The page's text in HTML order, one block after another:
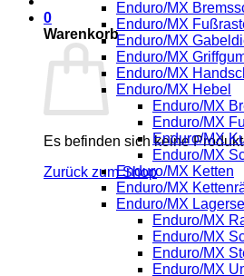
0
Warenkorb
Es befinden sich keine
Zurück zum Shop
Enduro/MX
Enduro/MX
Enduro/MX
Enduro/MX
Enduro/MX
Enduro/MX Hebel
Enduro/MX
Enduro/MX
Enduro/MX
Enduro/MX
Enduro/MX Ketten
Enduro/MX
Enduro/MX
Enduro/MX
Enduro/MX
Enduro/MX
Enduro/MX